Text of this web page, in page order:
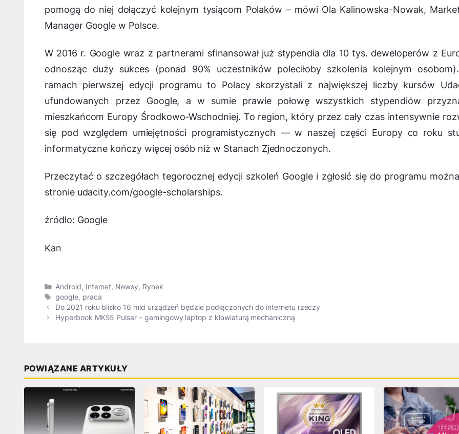
pomogą do niej dołączyć kolejnym tysiącom Polaków – mówi Ola Kalinowska-Nowak,
Manager Google w Polsce.
W 2016 r. Google wraz z partnerami sfinansował już stypendia dla 10 tys. deweloperów z
odnosząc duży sukces (ponad 90% uczestników poleciłoby szkolenia kolejnym
ramach pierwszej edycji programu to Polacy skorzystali z największej liczby kursów
ufundowanych przez Google, a w sumie prawie połowę wszystkich stypendiów
mieszkańcom Europy Środkowo-Wschodniej. To region, który przez cały czas intensywnie
się pod względem umiejętności programistycznych — w naszej części Europy co roku
informatyczne kończy więcej osób niż w Stanach Zjednoczonych.
Przeczytać o szczegółach tegorocznej edycji szkoleń Google i zgłosić się do programu
stronie udacity.com/google-scholarships.
źródlo: Google
Kan
Kategorie
Android, Internet, Newsy, Rynek
Tagi
google, praca
Do 2021 roku blisko 16 mld urządzeń będzie podłączonych do internetu rzeczy
Hyperbook MK55 Pulsar – gamingowy laptop z klawiaturą mechaniczną
POWIĄZANE ARTYKUŁY